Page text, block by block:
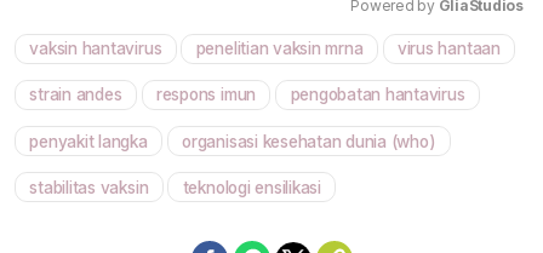
Mute
Powered by GliaStudios
vaksin hantavirus penelitian vaksin mrna virus hantaan
strain andes respons imun pengobatan hantavirus
penyakit langka organisasi kesehatan dunia (who)
stabilitas vaksin teknologi ensilikasi